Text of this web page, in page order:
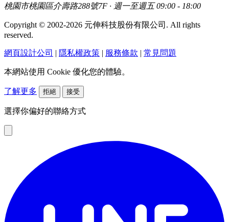
桃園市桃園區介壽路288號7F · 週一至週五 09:00 - 18:00
Copyright © 2002-2026 元伸科技股份有限公司. All rights
reserved.
網頁設計公司 | 隱私權政策 | 服務條款 | 常見問題
本網站使用 Cookie 優化您的體驗。
了解更多 拒絕 接受
選擇你偏好的聯絡方式